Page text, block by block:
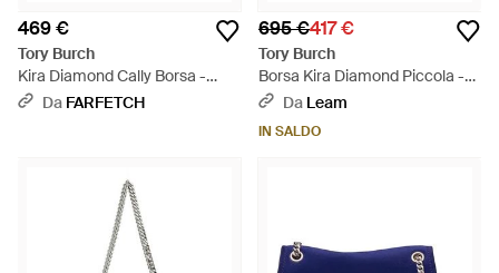
469 €
Tory Burch
Kira Diamond Cally Borsa -
NeroDa FARFETCH
695 €417 €
Tory Burch
Borsa Kira Diamond Piccola -
Neutro
Da Leam
IN SALDO